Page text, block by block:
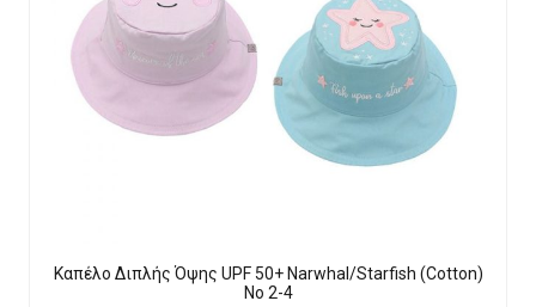
Καπέλο Διπλής Όψης UPF 50+ Narwhal/Starfish (Cotton)
Νο 2-4